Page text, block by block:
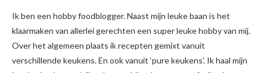
Ik ben een hobby foodblogger. Naast mijn leuke baan is het
klaarmaken van allerlei gerechten een super leuke hobby van mij.
Over het algemeen plaats ik recepten gemixt vanuit
verschillende keukens. En ook vanuit ‘pure keukens’. Ik haal mijn